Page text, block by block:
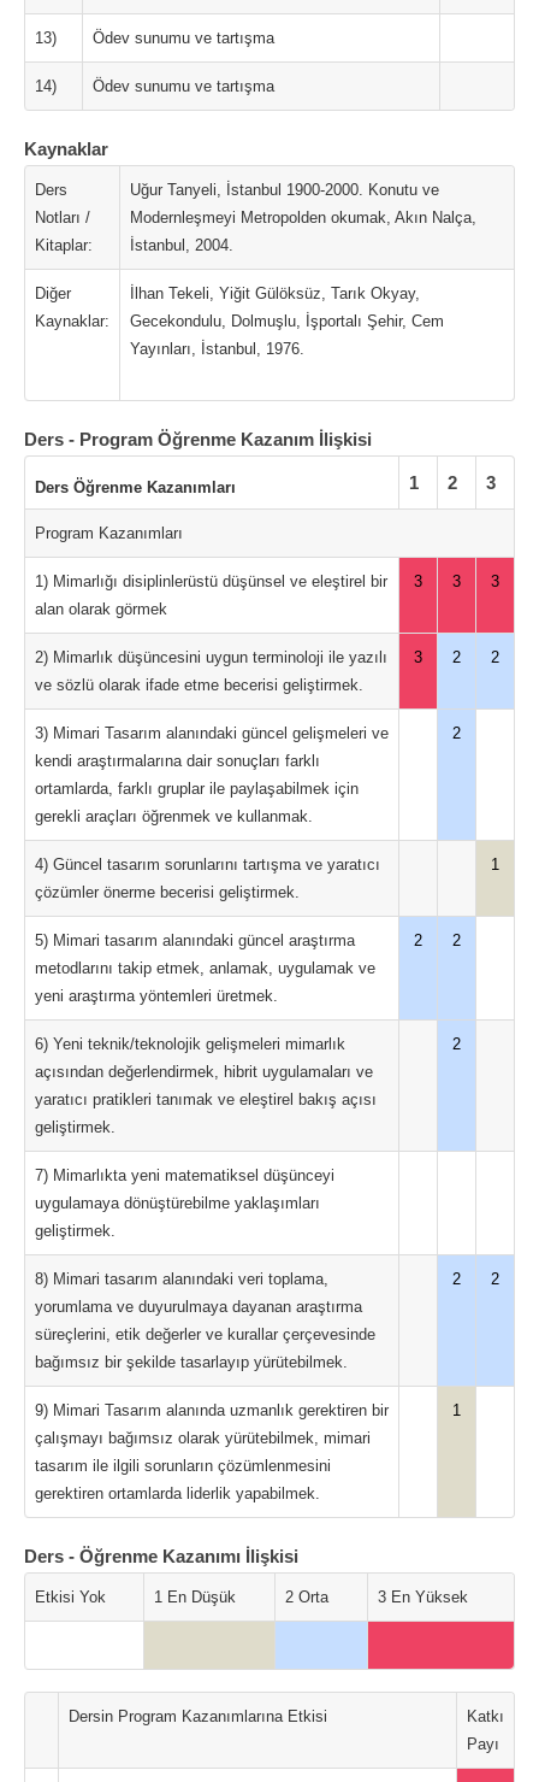
13) Ödev sunumu ve tartışma
14) Ödev sunumu ve tartışma
Kaynaklar
Ders
Notları /
Kitaplar:
Uğur Tanyeli, İstanbul 1900-2000. Konutu ve
Modernleşmeyi Metropolden okumak, Akın Nalça,
İstanbul, 2004.
Diğer
Kaynaklar:
İlhan Tekeli, Yiğit Gülöksüz, Tarık Okyay,
Gecekondulu, Dolmuşlu, İşportalı Şehir, Cem
Yayınları, İstanbul, 1976.
Ders - Program Öğrenme Kazanım İlişkisi
Ders Öğrenme Kazanımları 1 2 3
Program Kazanımları
1) Mimarlığı disiplinlerüstü düşünsel ve eleştirel bir
alan olarak görmek
3 3 3
2) Mimarlık düşüncesini uygun terminoloji ile yazılı
ve sözlü olarak ifade etme becerisi geliştirmek.
3 2 2
3) Mimari Tasarım alanındaki güncel gelişmeleri ve
kendi araştırmalarına dair sonuçları farklı
ortamlarda, farklı gruplar ile paylaşabilmek için
gerekli araçları öğrenmek ve kullanmak.
2
4) Güncel tasarım sorunlarını tartışma ve yaratıcı
çözümler önerme becerisi geliştirmek.
1
5) Mimari tasarım alanındaki güncel araştırma
metodlarını takip etmek, anlamak, uygulamak ve
yeni araştırma yöntemleri üretmek.
2 2
6) Yeni teknik/teknolojik gelişmeleri mimarlık
açısından değerlendirmek, hibrit uygulamaları ve
yaratıcı pratikleri tanımak ve eleştirel bakış açısı
geliştirmek.
2
7) Mimarlıkta yeni matematiksel düşünceyi
uygulamaya dönüştürebilme yaklaşımları
geliştirmek.
8) Mimari tasarım alanındaki veri toplama,
yorumlama ve duyurulmaya dayanan araştırma
süreçlerini, etik değerler ve kurallar çerçevesinde
bağımsız bir şekilde tasarlayıp yürütebilmek.
2 2
9) Mimari Tasarım alanında uzmanlık gerektiren bir
çalışmayı bağımsız olarak yürütebilmek, mimari
tasarım ile ilgili sorunların çözümlenmesini
gerektiren ortamlarda liderlik yapabilmek.
1
Ders - Öğrenme Kazanımı İlişkisi
Etkisi Yok 1 En Düşük 2 Orta 3 En Yüksek
Dersin Program Kazanımlarına Etkisi
Katkı
Payı